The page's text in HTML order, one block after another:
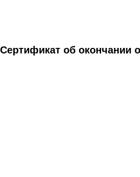
Сертификат об окончании